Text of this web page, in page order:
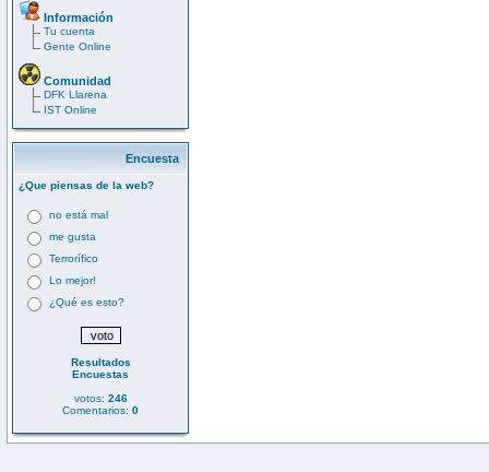
Información
Tu cuenta
Gente Online
Comunidad
DFK Llarena
IST Online
Encuesta
¿Que piensas de la web?
no está mal
me gusta
Terrorífico
Lo mejor!
¿Qué es esto?
Resultados
Encuestas
votos: 246
Comentarios: 0